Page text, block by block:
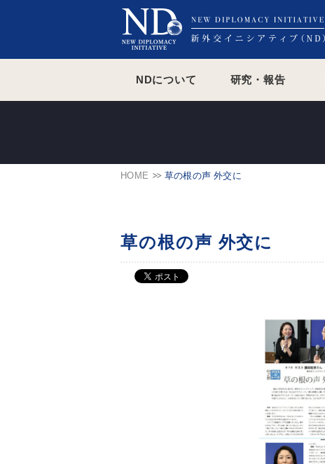
NDについて 研究・報告
HOME 草の根の声 外交に
草の根の声 外交に